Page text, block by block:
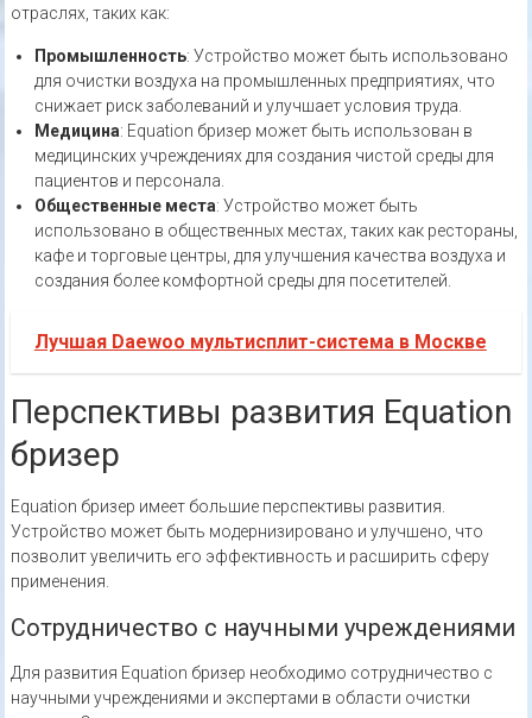
отраслях, таких как:
Промышленность: Устройство может быть использовано
для очистки воздуха на промышленных предприятиях, что
снижает риск заболеваний и улучшает условия труда.
Медицина: Equation бризер может быть использован в
медицинских учреждениях для создания чистой среды для
пациентов и персонала.
Общественные места: Устройство может быть
использовано в общественных местах, таких как рестораны,
кафе и торговые центры, для улучшения качества воздуха и
создания более комфортной среды для посетителей.
Лучшая Daewoo мультисплит-система в Москве
Перспективы развития Equation
бризер
Equation бризер имеет большие перспективы развития.
Устройство может быть модернизировано и улучшено, что
позволит увеличить его эффективность и расширить сферу
применения.
Сотрудничество с научными учреждениями
Для развития Equation бризер необходимо сотрудничество с
научными учреждениями и экспертами в области очистки